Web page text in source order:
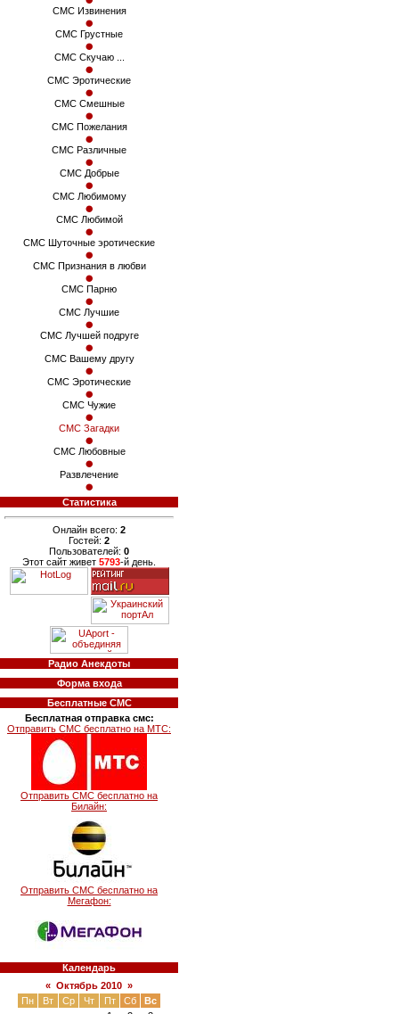
СМС Извинения
СМС Грустные
СМС Скучаю ...
СМС Эротические
СМС Смешные
СМС Пожелания
СМС Различные
СМС Добрые
СМС Любимому
СМС Любимой
СМС Шуточные эротические
СМС Признания в любви
СМС Парню
СМС Лучшие
СМС Лучшей подруге
СМС Вашему другу
СМС Эротические
СМС Чужие
СМС Загадки
СМС Любовные
Развлечение
Статистика
Онлайн всего: 2
Гостей: 2
Пользователей: 0
Этот сайт живет 5793-й день.
Радио Анекдоты
Форма входа
Бесплатные СМС
Бесплатная отправка смс:
Отправить СМС бесплатно на МТС:
Отправить СМС бесплатно на
Билайн:
Отправить СМС бесплатно на
Мегафон:
Календарь
« Октябрь 2010 »
Пн
Вт Ср Чт Пт Сб
Вс